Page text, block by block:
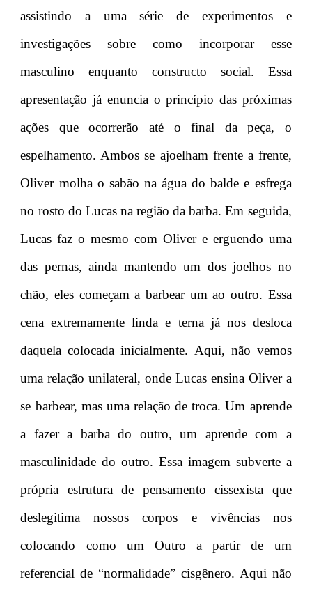
assistindo a uma série de experimentos e
investigações sobre como incorporar esse
masculino enquanto constructo social. Essa
apresentação já enuncia o princípio das próximas
ações que ocorrerão até o final da peça, o
espelhamento. Ambos se ajoelham frente a frente,
Oliver molha o sabão na água do balde e esfrega
no rosto do Lucas na região da barba. Em seguida,
Lucas faz o mesmo com Oliver e erguendo uma
das pernas, ainda mantendo um dos joelhos no
chão, eles começam a barbear um ao outro. Essa
cena extremamente linda e terna já nos desloca
daquela colocada inicialmente. Aqui, não vemos
uma relação unilateral, onde Lucas ensina Oliver a
se barbear, mas uma relação de troca. Um aprende
a fazer a barba do outro, um aprende com a
masculinidade do outro. Essa imagem subverte a
própria estrutura de pensamento cissexista que
deslegitima nossos corpos e vivências nos
colocando como um Outro a partir de um
referencial de “normalidade” cisgênero. Aqui não